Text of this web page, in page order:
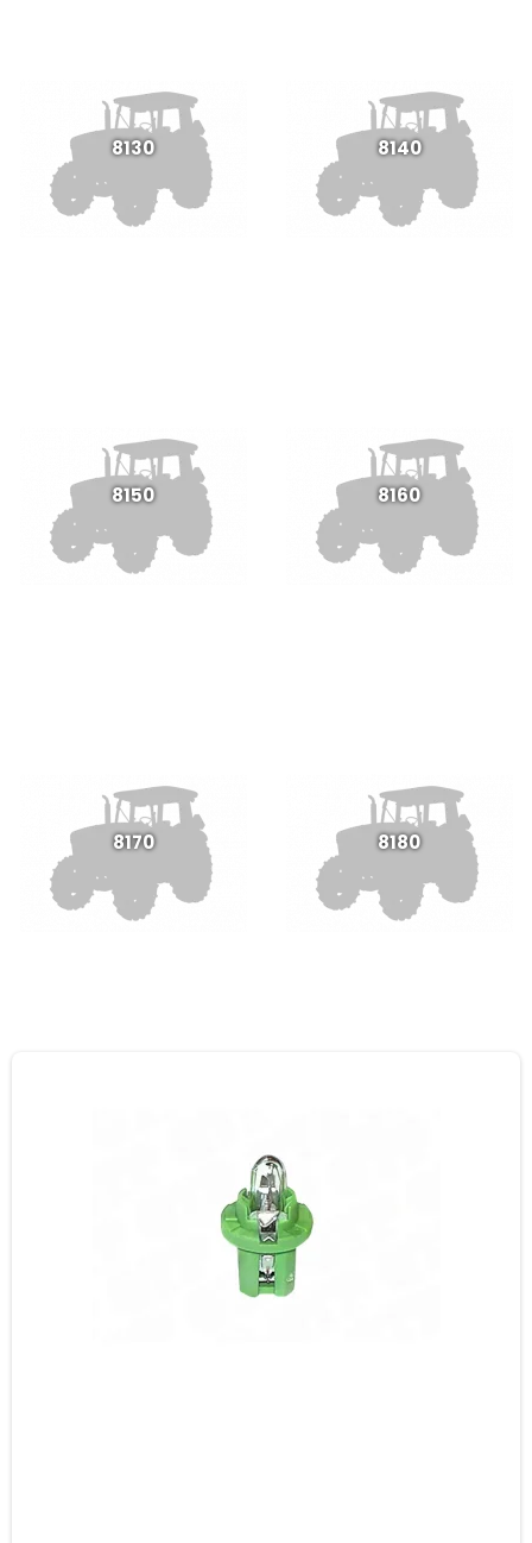
8130 8140
8150 8160
8170 8180